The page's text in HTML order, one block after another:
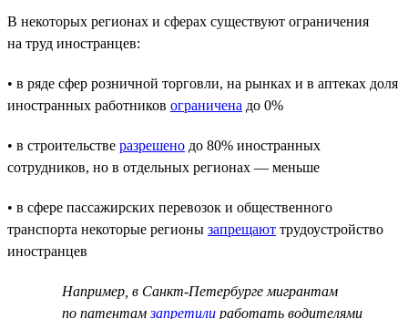
В некоторых регионах и сферах существуют ограничения
на труд иностранцев:
• в ряде сфер розничной торговли, на рынках и в аптеках доля
иностранных работников ограничена до 0%
• в строительстве разрешено до 80% иностранных
сотрудников, но в отдельных регионах — меньше
• в сфере пассажирских перевозок и общественного
транспорта некоторые регионы запрещают трудоустройство
иностранцев
Например, в Санкт-Петербурге мигрантам
по патентамзапретили работать водителями